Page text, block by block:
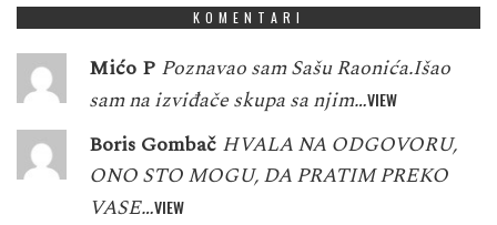
KOMENTARI
Mićo P Poznavao sam Sašu Raonića.Išao
sam na izviđače skupa sa njim…VIEW
Boris Gombač HVALA NA ODGOVORU,
ONO STO MOGU, DA PRATIM PREKO
VASE…VIEW